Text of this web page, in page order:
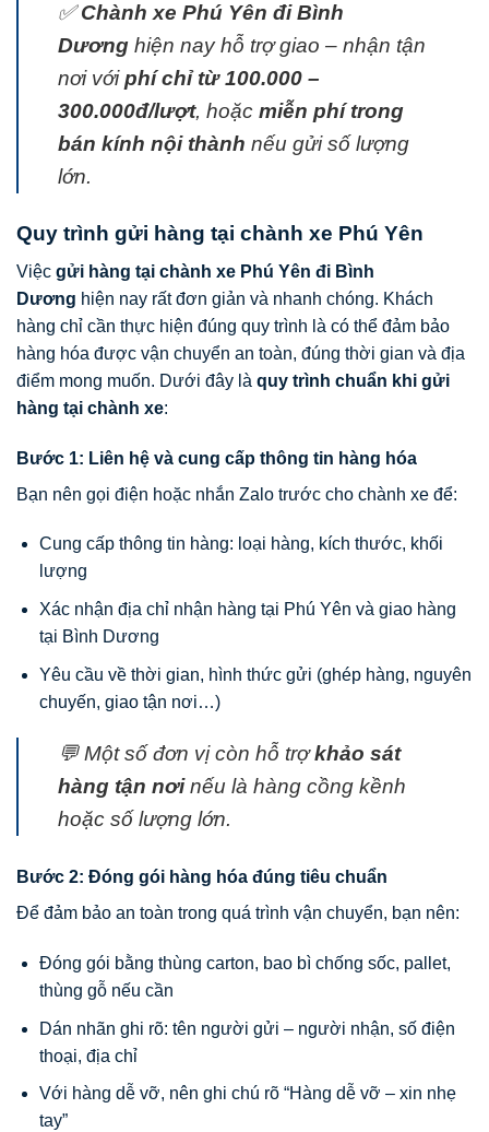
✅Chành xe Phú Yên đi Bình
Dương hiện nay hỗ trợ giao – nhận tận
nơi vớiphí chỉ từ 100.000 –
300.000đ/lượt, hoặc miễn phí trong
bán kính nội thành nếu gửi số lượng
lớn.
Quy trình gửi hàng tại chành xe Phú Yên
Việc gửi hàng tại chành xe Phú Yên đi Bình
Dương hiện nay rất đơn giản và nhanh chóng. Khách
hàng chỉ cần thực hiện đúng quy trình là có thể đảm bảo
hàng hóa được vận chuyển an toàn, đúng thời gian và địa
điểm mong muốn. Dưới đây là quy trình chuẩn khi gửi
hàng tại chành xe:
Bước 1: Liên hệ và cung cấp thông tin hàng hóa
Bạn nên gọi điện hoặc nhắn Zalo trước cho chành xe để:
Cung cấp thông tin hàng: loại hàng, kích thước, khối
lượng
Xác nhận địa chỉ nhận hàng tại Phú Yên và giao hàng
tại Bình Dương
Yêu cầu về thời gian, hình thức gửi (ghép hàng, nguyên
chuyến, giao tận nơi…)
💬 Một số đơn vị còn hỗ trợkhảo sát
hàng tận nơinếu là hàng cồng kềnh
hoặc số lượng lớn.
Bước 2: Đóng gói hàng hóa đúng tiêu chuẩn
Để đảm bảo an toàn trong quá trình vận chuyển, bạn nên:
Đóng gói bằng thùng carton, bao bì chống sốc, pallet,
thùng gỗ nếu cần
Dán nhãn ghi rõ: tên người gửi – người nhận, số điện
thoại, địa chỉ
Với hàng dễ vỡ, nên ghi chú rõ “Hàng dễ vỡ – xin nhẹ
tay”